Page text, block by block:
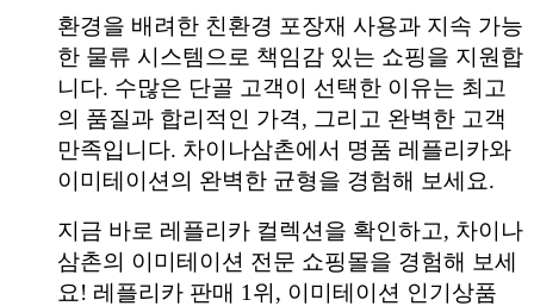
환경을 배려한 친환경 포장재 사용과 지속 가능
한 물류 시스템으로 책임감 있는 쇼핑을 지원합
니다. 수많은 단골 고객이 선택한 이유는 최고
의 품질과 합리적인 가격, 그리고 완벽한 고객
만족입니다. 차이나삼촌에서 명품 레플리카와
이미테이션의 완벽한 균형을 경험해 보세요.
지금 바로 레플리카 컬렉션을 확인하고, 차이나
삼촌의 이미테이션 전문 쇼핑몰을 경험해 보세
요! 레플리카 판매 1위, 이미테이션 인기상품